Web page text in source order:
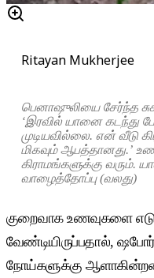
Ritayan Mukherjee
பெனாஷுலியை சேர்ந்த
‘இரவில் யானை கடந்து
முடியவில்லை. என் வீடு
மிகவும் ஆபத்தானது.’
கிராமங்களுக்கு வரும்.
வாழைத்தோப்பு (வலது)
குறைவாக உணவுகளை
வேண்டியிருப்பதால்,
நோய்களுக்கு